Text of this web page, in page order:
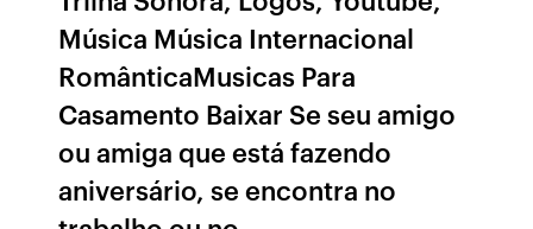
Música Música Internacional
RomânticaMusicas Para
Casamento Baixar Se seu amigo
ou amiga que está fazendo
aniversário, se encontra no